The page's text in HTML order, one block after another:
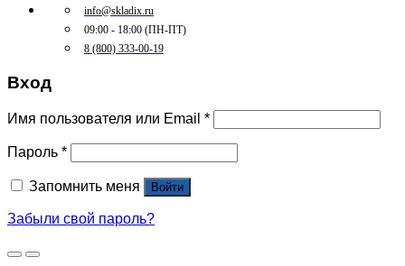
info@skladix.ru
09:00 - 18:00 (ПН-ПТ)
8 (800) 333-00-19
Вход
Имя пользователя или Email *
Пароль *
Запомнить меня Войти
Забыли свой пароль?